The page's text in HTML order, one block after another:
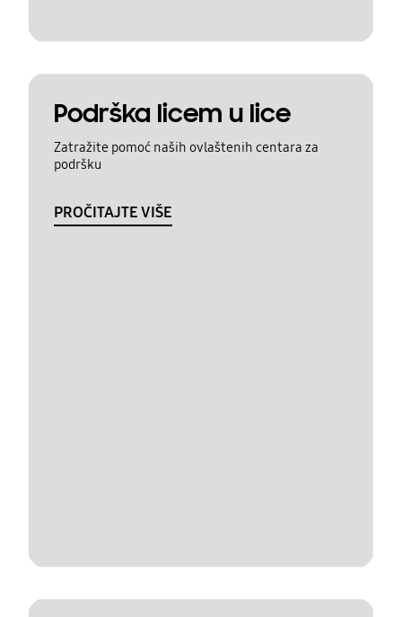
Podrška licem u lice
Zatražite pomoć naših ovlaštenih centara za
podršku
PROČITAJTE VIŠE